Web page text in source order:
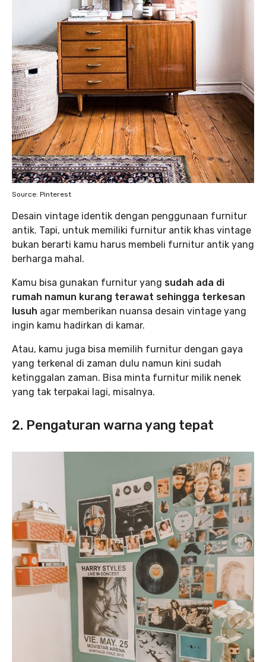
Source: Pinterest
Desain vintage identik dengan penggunaan furnitur
antik. Tapi, untuk memiliki furnitur antik khas vintage
bukan berarti kamu harus membeli furnitur antik yang
berharga mahal.
Kamu bisa gunakan furnitur yang sudah ada di
rumah namun kurang terawat sehingga terkesan
lusuh agar memberikan nuansa desain vintage yang
ingin kamu hadirkan di kamar.
Atau, kamu juga bisa memilih furnitur dengan gaya
yang terkenal di zaman dulu namun kini sudah
ketinggalan zaman. Bisa minta furnitur milik nenek
yang tak terpakai lagi, misalnya.
2. Pengaturan warna yang tepat